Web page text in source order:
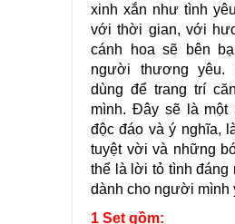
xinh xắn như tình
với thời gian, với
cánh hoa sẽ bên
người thương yêu.
dùng để trang trí
mình. Đây sẽ là một
độc đáo và ý nghĩa,
tuyệt vời và những
thể là lời tỏ tình đáng
dành cho người mình
1 Set gồm: